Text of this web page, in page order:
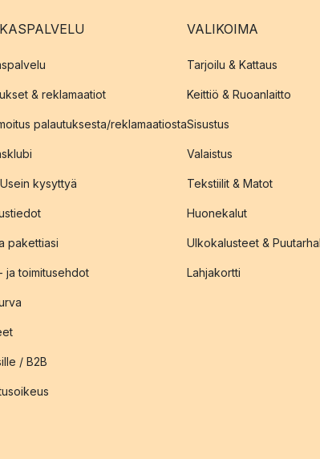
& reklamaatiot
palautuksesta/reklamaatiosta
kysyttyä
pakettiasi
ja toimitusehdot
/ B2B
VALIKOIMA
Tarjoilu & Kattaus
Keittiö & Ruoanlaitto
Sisustus
Valaistus
Tekstiilit & Matot
Huonekalut
Ulkokalusteet &
Lahjakortti